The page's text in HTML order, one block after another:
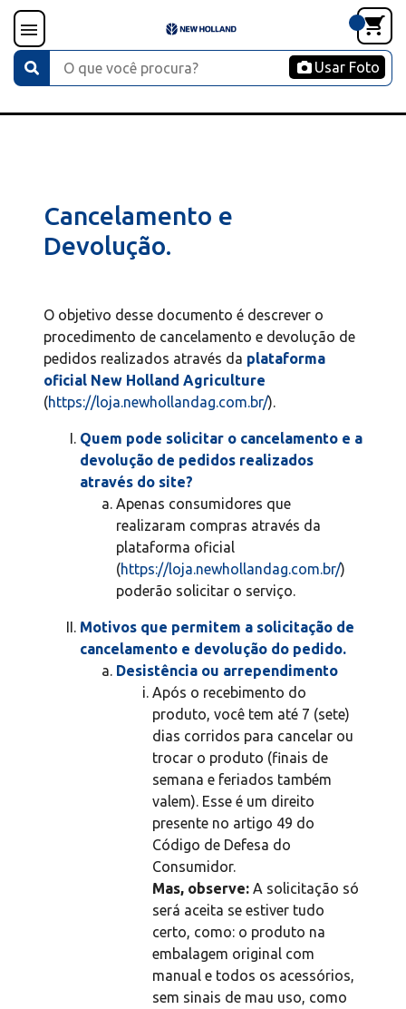
Usar Foto
Cancelamento e
Devolução.
O objetivo desse documento é descrever o
procedimento de cancelamento e devolução de
pedidos realizados através da plataforma
oficial New Holland Agriculture
(https://loja.newhollandag.com.br/).
Quem pode solicitar o cancelamento e a
devolução de pedidos realizados
através do site?
Apenas consumidores que
realizaram compras através da
plataforma oficial
(https://loja.newhollandag.com.br/)
poderão solicitar o serviço.
Motivos que permitem a solicitação de
cancelamento e devolução do pedido.
Desistência ou arrependimento
Após o recebimento do
produto, você tem até 7 (sete)
dias corridos para cancelar ou
trocar o produto (finais de
semana e feriados também
valem). Esse é um direito
presente no artigo 49 do
Código de Defesa do
Consumidor.
Mas, observe: A solicitação só
será aceita se estiver tudo
certo, como: o produto na
embalagem original com
manual e todos os acessórios,
sem sinais de mau uso, como